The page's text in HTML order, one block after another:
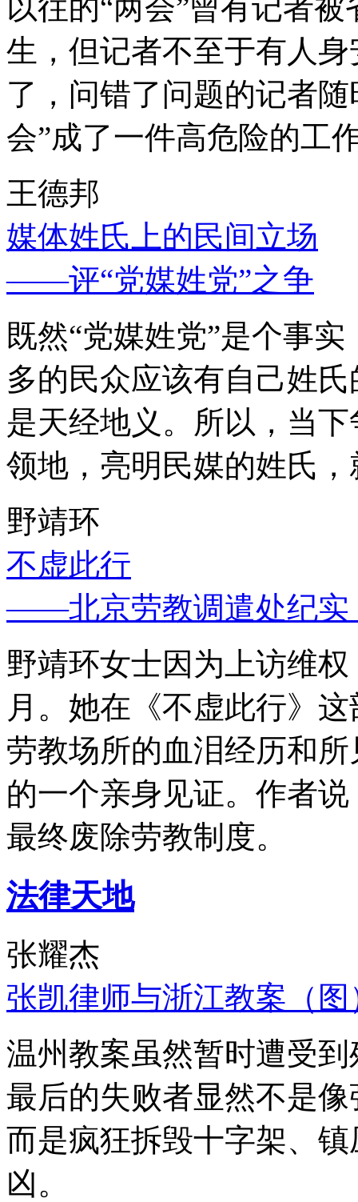
以往的“两会”曾有记者
生，但记者不至于有人
了，问错了问题的记者
会”成了一件高危险的工
王德邦
媒体姓氏上的民间立场
——评“党媒姓党”之争
既然“党媒姓党”是个事
多的民众应该有自己姓
是天经地义。所以，当
领地，亮明民媒的姓氏
野靖环
不虚此行
——北京劳教调遣处纪实
野靖环女士因为上访维
月。她在《不虚此行》
劳教场所的血泪经历和
的一个亲身见证。作者
最终废除劳教制度。
法律天地
张耀杰
张凯律师与浙江教案（图
温州教案虽然暂时遭受
最后的失败者显然不是
而是疯狂拆毁十字架、
凶。